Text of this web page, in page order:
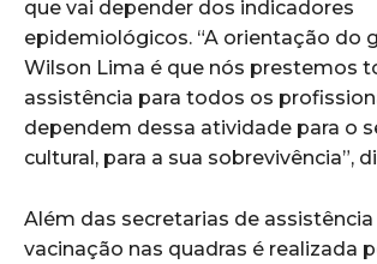
que vai depender dos indicadores
epidemiológicos. “A orientação do
Wilson Lima é que nós prestemos
assistência para todos os
dependem dessa atividade para o
cultural, para a sua sobrevivência”,
Além das secretarias de assistência
vacinação nas quadras é realizada